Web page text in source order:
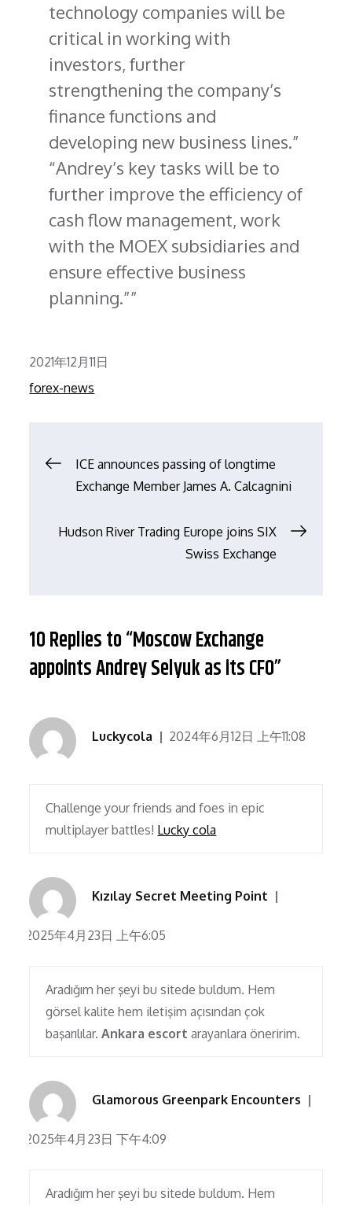
technology companies will be
critical in working with
investors, further
strengthening the company’s
finance functions and
developing new business lines.
Andrey’s key tasks will be to
further improve the efficiency of
cash flow management, work
with the MOEX subsidiaries and
ensure effective business
planning.”
Posted
on
2021年12月11日
forex-news
文ICE announces passing of longtime
Exchange Member James A. Calcagnini
Hudson River Trading Europe joins SIX
Swiss Exchange
10 Replies to “Moscow Exchange
appoints Andrey Selyuk as its CFO”
Luckycola 2024年6月12日 上午11:08
Challenge your friends and foes in epic
multiplayer battles! Lucky cola
Kızılay Secret Meeting Point
2025年4月23日 上午6:05
Aradığım her şeyi bu sitede buldum. Hem
görsel kalite hem iletişim açısından çok
başarılılar.Ankara escort arayanlara öneririm.
Glamorous Greenpark Encounters
2025年4月23日 下午4:09
Aradığım her şeyi bu sitede buldum. Hem